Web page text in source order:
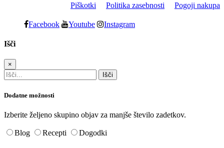
Piškotki
Politika zasebnosti Pogoji nakupa
Facebook Youtube Instagram
Išči
×
Dodatne možnosti
Izberite željeno skupino objav za manjše število zadetkov.
Blog Recepti Dogodki